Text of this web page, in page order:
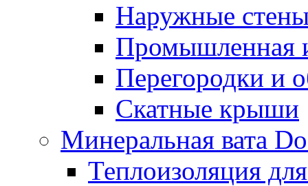
Наружные
Промышленная
Перегородки и
Скатные крыши
Минеральная вата
Теплоизоляция